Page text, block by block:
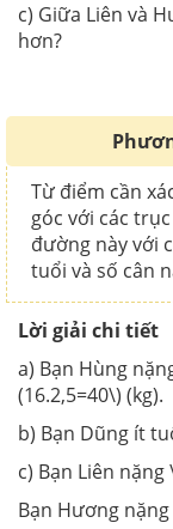
c) Giữa Liên và
hơn?
Từ điểm cần
góc với các
đường này với
tuổi và số cân
Lời giải chi tiết
a) Bạn Hùng
(16.2,5=40\) (kg).
b) Bạn Dũng ít
c) Bạn Liên
Bạn Hương